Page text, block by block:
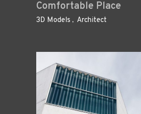
Comfortable Place
3D Models Architect